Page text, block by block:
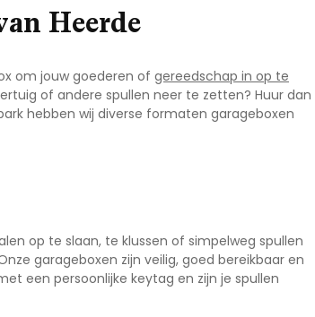
Heerde
om jouw goederen of gereedschap in op te
of andere spullen neer te zetten? Huur dan
hebben wij diverse formaten garageboxen
op te slaan, te klussen of simpelweg spullen
garageboxen zijn veilig, goed bereikbaar en
een persoonlijke keytag en zijn je spullen